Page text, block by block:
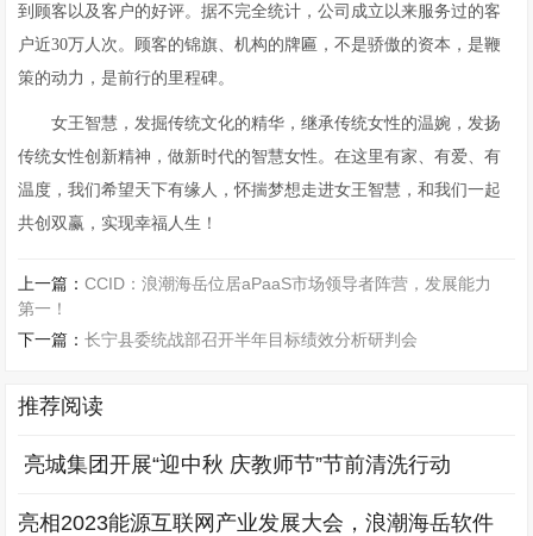
到顾客以及客户的好评。据不完全统计，公司成立以来服务过的客
户近30万人次。顾客的锦旗、机构的牌匾，不是骄傲的资本，是鞭
策的动力，是前行的里程碑。
女王智慧，发掘传统文化的精华，继承传统女性的温婉，发扬
传统女性创新精神，做新时代的智慧女性。在这里有家、有爱、有
温度，我们希望天下有缘人，怀揣梦想走进女王智慧，和我们一起
共创双赢，实现幸福人生！
上一篇：CCID：浪潮海岳位居aPaaS市场领导者阵营，发展能力
第一！
下一篇：长宁县委统战部召开半年目标绩效分析研判会
推荐阅读
​ 亮城集团开展“迎中秋 庆教师节”节前清洗行动
亮相2023能源互联网产业发展大会，浪潮海岳软件